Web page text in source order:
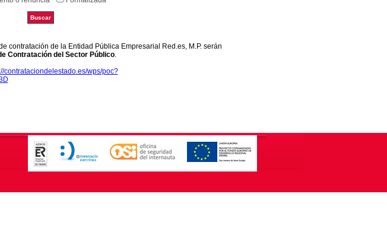
contratación de la Entidad Pública Empresarial Red.es, M.P. serán
Contratación del Sector Público.
contrataciondelestado.es/wps/poc?